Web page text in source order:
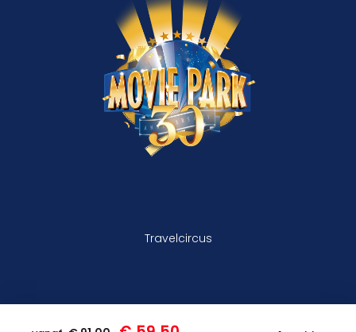
Travelcircus